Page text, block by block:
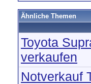
Ähnliche Themen
Toyota
verkaufen
Notverkauf